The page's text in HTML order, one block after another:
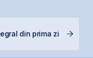
din prima zi